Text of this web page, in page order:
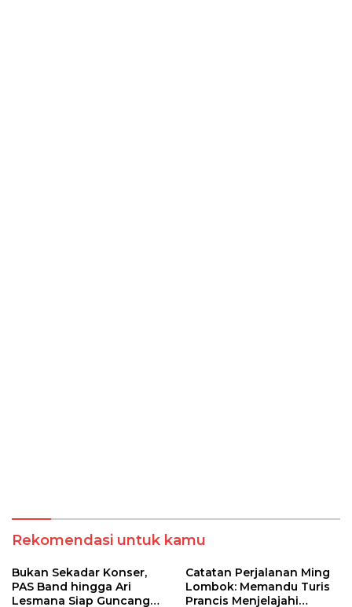
Rekomendasi untuk kamu
Bukan Sekadar Konser,
PAS Band hingga Ari
Lesmana Siap Guncang
​Catatan Perjalanan Ming
Lombok: Memandu Turis
Prancis Menjelajahi